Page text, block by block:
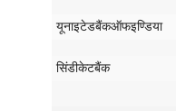
यूनाइटेडबैंकऑफइण्डिया
सिंडीकेटबैंक